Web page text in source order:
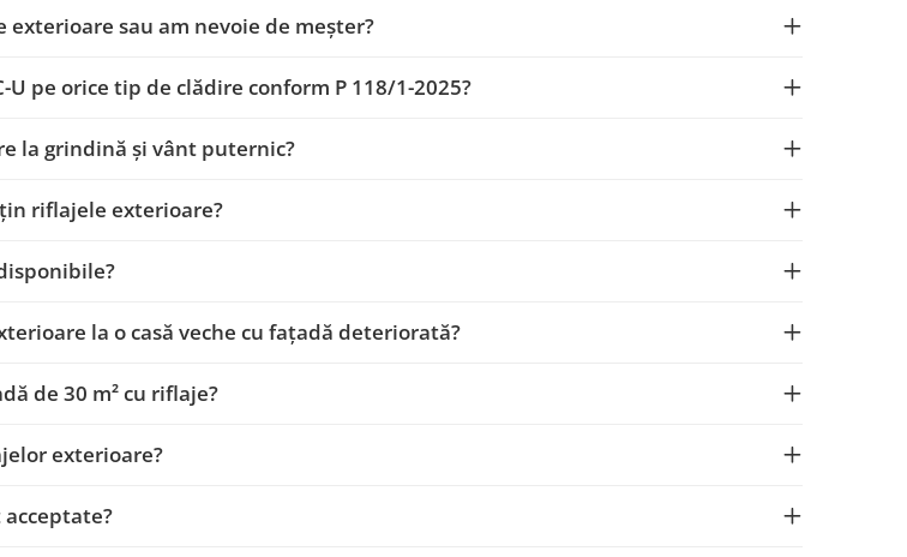
sau am nevoie de meșter?
U pe orice tip de clădire conform P 118/1-2025?
la grindină și vânt puternic?
riflajele exterioare?
la o casă veche cu fațadă deteriorată?
de 30 m² cu riflaje?
exterioare?